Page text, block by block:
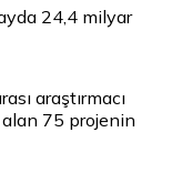
24,4 milyar
araştırmacı
75 projenin